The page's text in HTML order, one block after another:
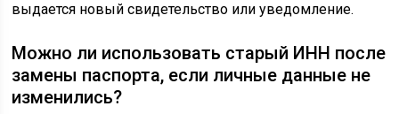
выдается новый свидетельство или уведомление.
Можно ли использовать старый ИНН после
замены паспорта, если личные данные не
изменились?